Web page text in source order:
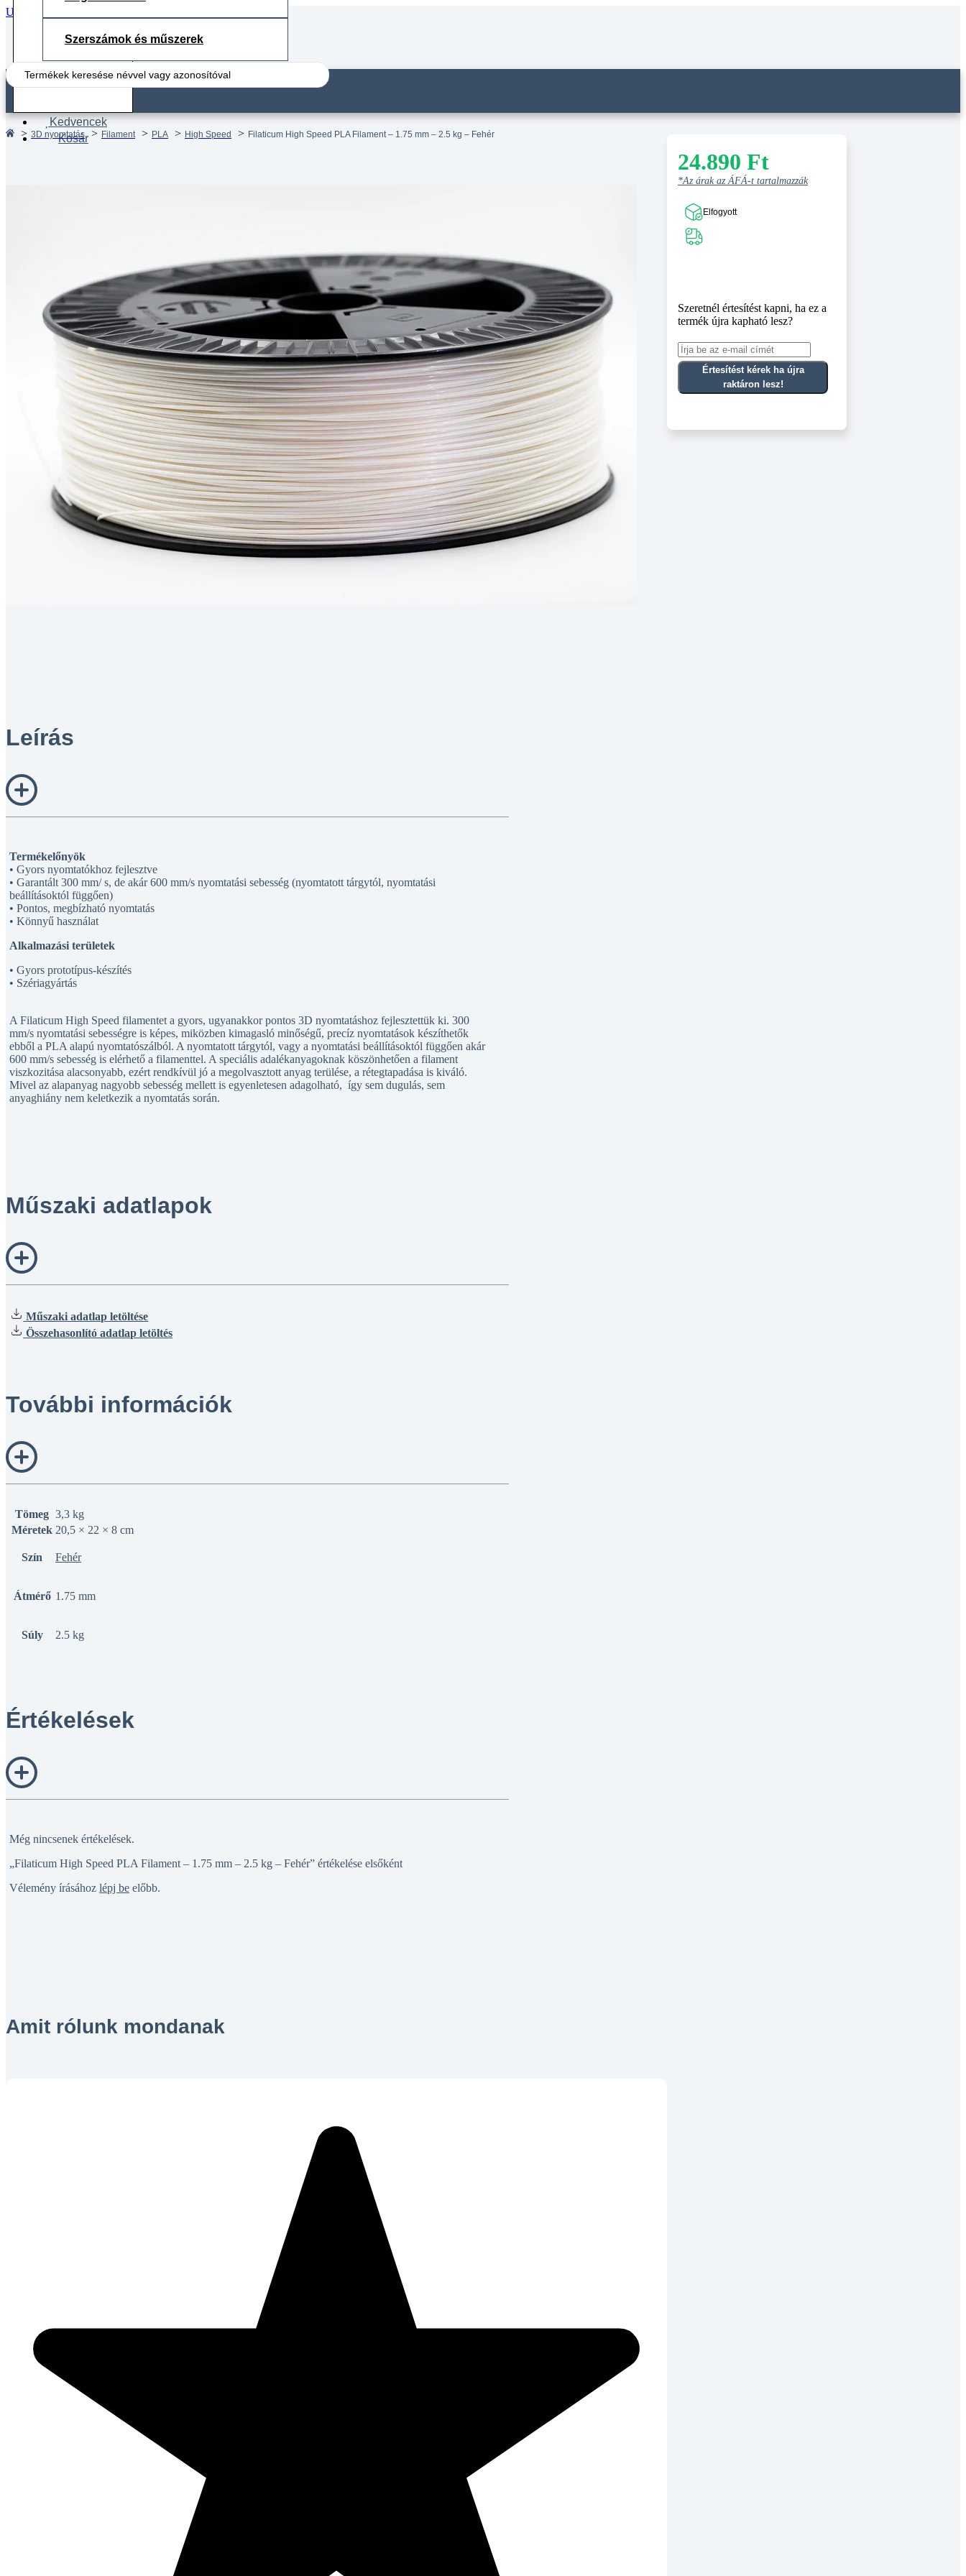
Ugrás a fő tartalomhoz
Search
...
Kedvencek
Kosár
Szerszámok és műszerek
3D nyomtatás Filament PLA High Speed Filaticum High Speed PLA Filament – 1.75 mm – 2.5 kg – Fehér
14 munkanapos visszaküldés
Biztonságos fizetés
Kérdése van termékkel kapcsolatban?
Keressen minket bizalommal ezen a telefonszámon:+36 20
295 5666
Leírás
Termékelőnyök
• Gyors nyomtatókhoz fejlesztve
• Garantált 300 mm/ s, de akár 600 mm/s nyomtatási sebesség (nyomtatott tárgytól, nyomtatási
beállításoktól függően)
• Pontos, megbízható nyomtatás
• Könnyű használat
Alkalmazási területek
• Gyors prototípus-készítés
• Szériagyártás
A Filaticum High Speed filamentet a gyors, ugyanakkor pontos 3D nyomtatáshoz fejlesztettük ki. 300
mm/s nyomtatási sebességre is képes, miközben kimagasló minőségű, precíz nyomtatások készíthetők
ebből a PLA alapú nyomtatószálból. A nyomtatott tárgytól, vagy a nyomtatási beállításoktól függően akár
600 mm/s sebesség is elérhető a filamenttel. A speciális adalékanyagoknak köszönhetően a filament
viszkozitása alacsonyabb, ezért rendkívül jó a megolvasztott anyag terülése, a rétegtapadása is kiváló.
Mivel az alapanyag nagyobb sebesség mellett is egyenletesen adagolható, így sem dugulás, sem
anyaghiány nem keletkezik a nyomtatás során.
Műszaki adatlapok
Műszaki adatlap letöltése
Összehasonlító adatlap letöltés
További információk
Tömeg 3,3 kg
Méretek 20,5 × 22 × 8 cm
Szín Fehér
Átmérő 1.75 mm
Súly 2.5 kg
Értékelések
Még nincsenek értékelések.
„Filaticum High Speed PLA Filament – 1.75 mm – 2.5 kg – Fehér” értékelése elsőként
Vélemény írásához lépj be előbb.
Amit rólunk mondanak
24.890 Ft
*Az árak az ÁFÁ-t tartalmazzák
Elfogyott
Szeretnél értesítést kapni, ha ez a
termék újra kapható lesz?
Értesítést kérek ha újra
raktáron lesz!